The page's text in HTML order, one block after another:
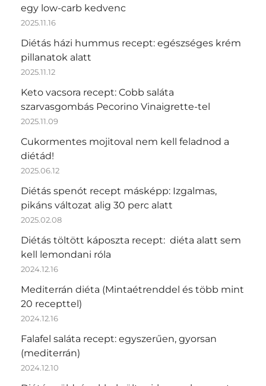
egy low-carb kedvenc
2025.11.16
Diétás házi hummus recept: egészséges krém
pillanatok alatt
2025.11.12
Keto vacsora recept: Cobb saláta
szarvasgombás Pecorino Vinaigrette-tel
2025.11.09
Cukormentes mojitoval nem kell feladnod a
diétád!
2025.06.12
Diétás spenót recept másképp: Izgalmas,
pikáns változat alig 30 perc alatt
2025.02.08
Diétás töltött káposzta recept: diéta alatt sem
kell lemondani róla
2024.12.16
Mediterrán diéta (Mintaétrenddel és több mint
20 recepttel)
2024.12.16
Falafel saláta recept: egyszerűen, gyorsan
(mediterrán)
2024.12.10